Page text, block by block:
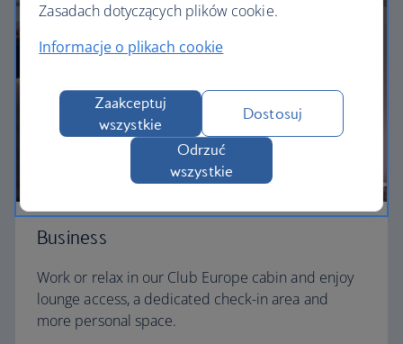
Business
Work or relax in our Club Europe cabin and enjoy
lounge access, a dedicated check-in area and
more personal space.
Zasadach dotyczących plików cookie.
Informacje o plikach cookie
Zaakceptuj
wszystkie
Dostosuj
Odrzuć
wszystkie